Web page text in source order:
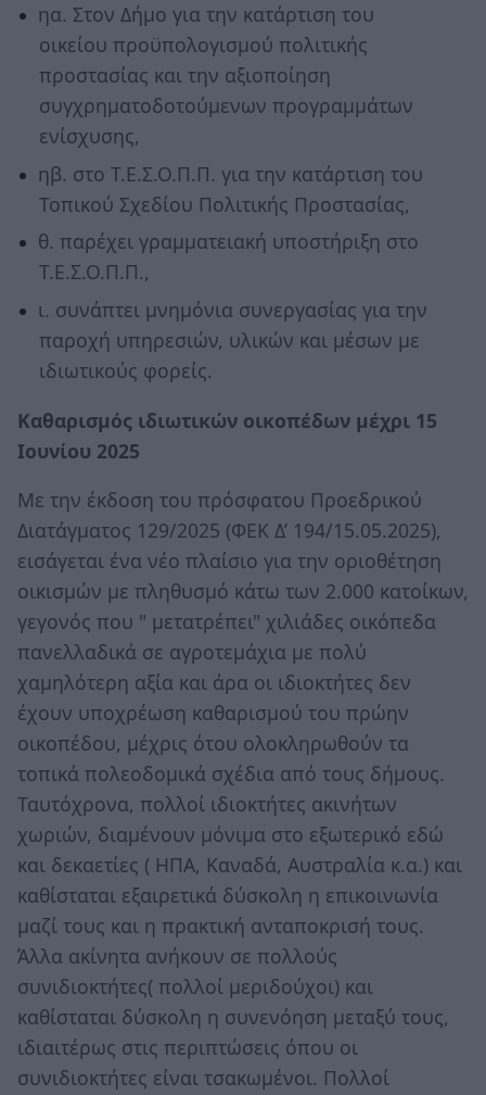
ηα. Στον Δήμο για την κατάρτιση του
οικείου προϋπολογισμού πολιτικής
προστασίας και την αξιοποίηση
συγχρηματοδοτούμενων προγραμμάτων
ενίσχυσης,
ηβ. στο Τ.Ε.Σ.Ο.Π.Π. για την κατάρτιση του
Τοπικού Σχεδίου Πολιτικής Προστασίας,
θ. παρέχει γραμματειακή υποστήριξη στο
Τ.Ε.Σ.Ο.Π.Π.,
ι. συνάπτει μνημόνια συνεργασίας για την
παροχή υπηρεσιών, υλικών και μέσων με
ιδιωτικούς φορείς.
Καθαρισμός ιδιωτικών οικοπέδων μέχρι 15
Ιουνίου 2025
Με την έκδοση του πρόσφατου Προεδρικού
Διατάγματος 129/2025 (ΦΕΚ Δ’ 194/15.05.2025),
εισάγεται ένα νέο πλαίσιο για την οριοθέτηση
οικισμών με πληθυσμό κάτω των 2.000 κατοίκων,
γεγονός που " μετατρέπει" χιλιάδες οικόπεδα
πανελλαδικά σε αγροτεμάχια με πολύ
χαμηλότερη αξία και άρα οι ιδιοκτήτες δεν
έχουν υποχρέωση καθαρισμού του πρώην
οικοπέδου, μέχρις ότου ολοκληρωθούν τα
τοπικά πολεοδομικά σχέδια από τους δήμους.
Ταυτόχρονα, πολλοί ιδιοκτήτες ακινήτων
χωριών, διαμένουν μόνιμα στο εξωτερικό εδώ
και δεκαετίες ( ΗΠΑ, Καναδά, Αυστραλία κ.α.) και
καθίσταται εξαιρετικά δύσκολη η επικοινωνία
μαζί τους και η πρακτική ανταποκρισή τους.
Άλλα ακίνητα ανήκουν σε πολλούς
συνιδιοκτήτες( πολλοί μεριδούχοι) και
καθίσταται δύσκολη η συνενόηση μεταξύ τους,
ιδιαιτέρως στις περιπτώσεις όπου οι
συνιδιοκτήτες είναι τσακωμένοι. Πολλοί